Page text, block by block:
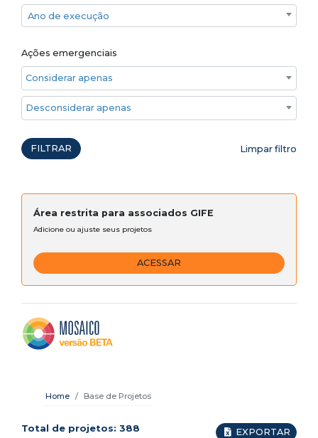
Ano de execução
Ano de execução
Ações emergenciais
Considerar apenas ações emergenciais
Desconsiderar apenas ações emergenciais
FILTRAR Limpar filtro
Área restrita para associados GIFE
Adicione ou ajuste seus projetos
ACESSAR
Home Base de Projetos
Total de projetos: 388 EXPORTAR